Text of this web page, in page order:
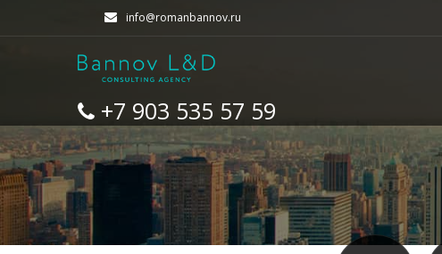
info@romanbannov.ru
+7 903 535 57 59